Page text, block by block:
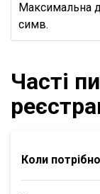
Максимальна
симв.
Часті
Коли